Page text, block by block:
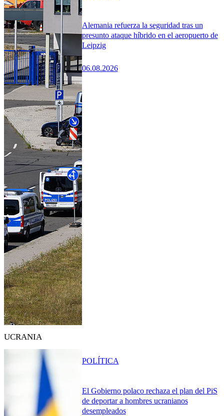
Alemania refuerza la seguridad tras un
presunto ataque híbrido en el aeropuerto de
Leipzig
06.08.2026
UCRANIA
El Gobierno polaco rechaza el plan del PiS
de deportar a hombres ucranianos
desempleados
POLÍTICA